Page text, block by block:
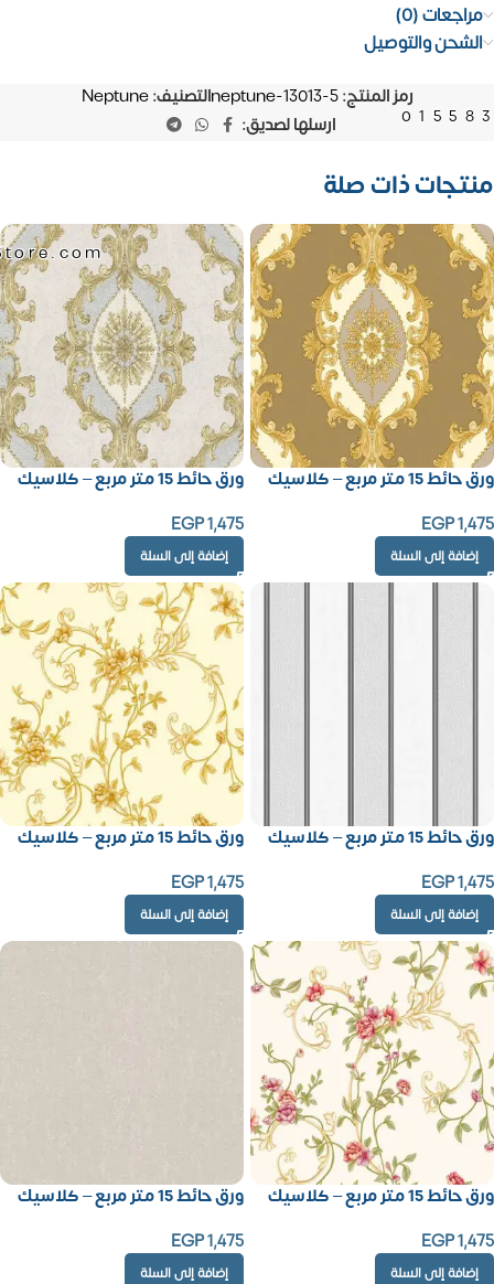
مراجعات (0)
الشحن والتوصيل
رمز المنتج:neptune-13013-5التصنيف:Neptune
ارسلها لصديق:
منتجات ذات صلة
ورق حائط 15 متر مربع – كلاسيك
EGP1,475
إضافة إلى السلة
ورق حائط 15 متر مربع – كلاسيك
EGP1,475
إضافة إلى السلة
ورق حائط 15 متر مربع – كلاسيك
EGP1,475
إضافة إلى السلة
ورق حائط 15 متر مربع – كلاسيك
EGP1,475
إضافة إلى السلة
ورق حائط 15 متر مربع – كلاسيك
EGP1,475
إضافة إلى السلة
ورق حائط 15 متر مربع – كلاسيك
EGP1,475
إضافة إلى السلة